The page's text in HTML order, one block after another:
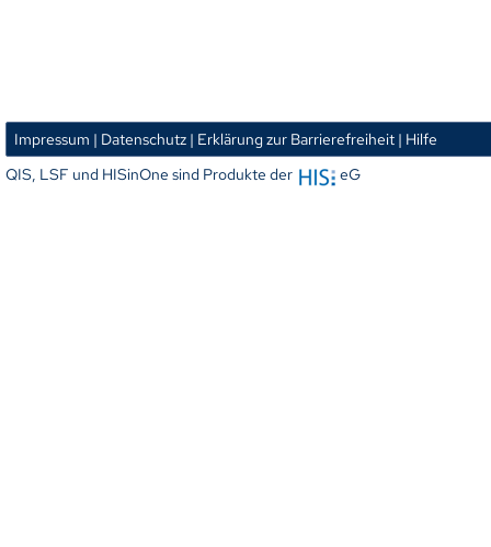
Impressum | Datenschutz | Erklärung zur Barrierefreiheit | Hilfe
QIS, LSF und HISinOne sind Produkte der
eG